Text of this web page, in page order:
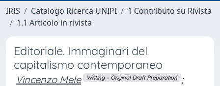
IRIS Catalogo Ricerca UNIPI
1 Contributo su Rivista
1.1 Articolo in rivista
Editoriale. Immaginari del
capitalismo contemporaneo
Vincenzo Mele Writing – Original Draft Preparation ;